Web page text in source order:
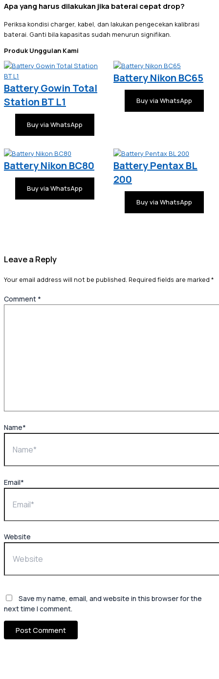
Apa yang harus dilakukan jika baterai cepat drop?
Periksa kondisi charger, kabel, dan lakukan pengecekan kalibrasi
baterai. Ganti bila kapasitas sudah menurun signifikan.
Produk Unggulan Kami
Battery Gowin Total
Station BT L1
Buy via WhatsApp
Battery Nikon BC65
Buy via WhatsApp
Battery Nikon BC80
Buy via WhatsApp
Battery Pentax BL
200
Buy via WhatsApp
Leave a Reply
Your email address will not be published. Required fields are marked *
Comment *
Name*
Email*
Website
Save my name, email, and website in this browser for the
next time I comment.